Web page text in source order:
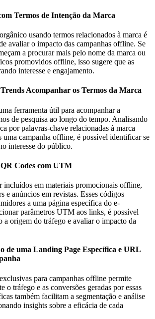
Termos de Intenção da Marca
usando termos relacionados à marca é
avaliar o impacto das campanhas offline. Se
a procurar mais pelo nome da marca ou
promovidos offline, isso sugere que as
interesse e engajamento.
Acompanhar os Termos da Marca
ferramenta útil para acompanhar a
de pesquisa ao longo do tempo. Analisando
por palavras-chave relacionadas à marca
uma campanha offline, é possível identificar se
interesse do público.
Codes com UTM
incluídos em materiais promocionais offline,
e anúncios em revistas. Esses códigos
a uma página específica do e-
parâmetros UTM aos links, é possível
a origem do tráfego e avaliar o impacto da
de uma Landing Page Específica e URL
para campanhas offline permite
o tráfego e as conversões geradas por essas
também facilitam a segmentação e análise
insights sobre a eficácia de cada